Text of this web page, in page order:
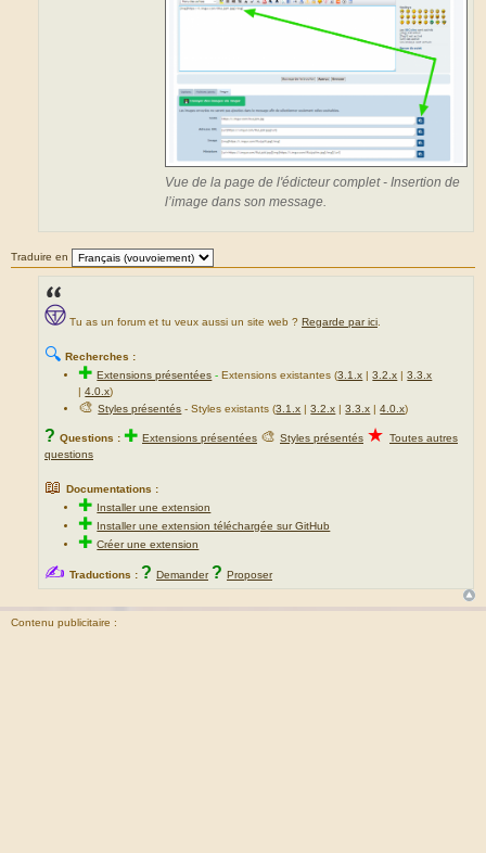
Vue de la page de l'édicteur complet - Insertion de
l’image dans son message.
Traduire en
Tu as un forum et tu veux aussi un site web ? Regarde par ici
🔍 Recherches :
✚Extensions présentées -Extensions existantes (3.1.x |3.2.x |3.3.x
|4.0.x)
🎨Styles présentés - Styles existants (3.1.x |3.2.x |3.3.x |4.0.x)
? Questions : ✚ Extensions présentées 🎨 Styles présentés ★ Toutes autres
questions
📖 Documentations :
✚ Installer une extension
✚ Installer une extension téléchargée sur GitHub
✚Créer une extension
✍ Traductions : ? Demander ? Proposer
Contenu publicitaire :